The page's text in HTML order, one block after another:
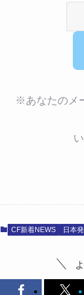
※あなたのメ
CF新着NEWS 日本発